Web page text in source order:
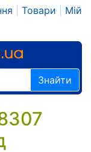
Товари
Мій
Знайти